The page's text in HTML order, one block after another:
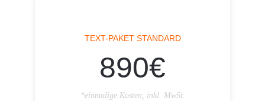
TEXT-PAKET STANDARD
890€
*einmalige Kosten, inkl. MwSt.